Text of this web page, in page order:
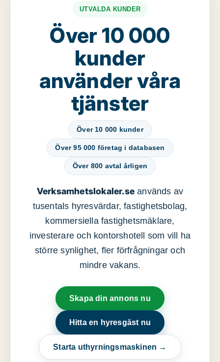
UTVALDA KUNDER
Över 10 000
kunder
använder våra
tjänster
Över 10 000 kunder
Över 95 000 företag i databasen
Över 800 avtal årligen
Verksamhetslokaler.se används av
tusentals hyresvärdar, fastighetsbolag,
kommersiella fastighetsmäklare,
investerare och kontorshotell som vill ha
större synlighet, fler förfrågningar och
mindre vakans.
Skapa din annons nu
Hitta en hyresgäst nu
Starta uthyrningsmaskinen →